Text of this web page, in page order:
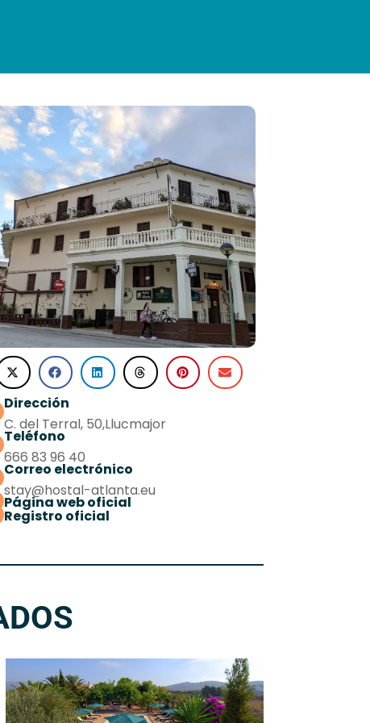
Dirección
C. del Terral, 50,Llucmajor
Teléfono
666 83 96 40
Correo electrónico
stay@hostal-atlanta.eu
Página web oficial
Registro oficial